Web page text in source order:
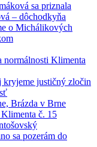
sa priznala
– dôchodkyňa
o Michálikových
normálnosti Klimenta
justičný zločin
Brázda v Brne
č. 15
sa pozerám do